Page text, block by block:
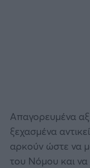
Απαγορευμένα
ξεχασμένα
αρκούν ώστε να
του Νόμου και